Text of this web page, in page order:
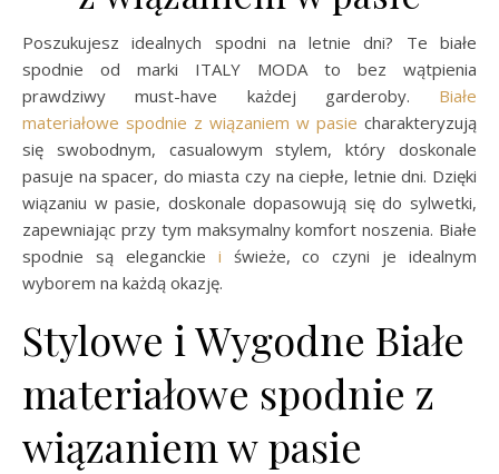
Poszukujesz idealnych spodni na letnie dni? Te białe
spodnie od marki ITALY MODA to bez wątpienia
prawdziwy must-have każdej garderoby. Białe
materiałowe spodnie z wiązaniem w pasie charakteryzują
się swobodnym, casualowym stylem, który doskonale
pasuje na spacer, do miasta czy na ciepłe, letnie dni. Dzięki
wiązaniu w pasie, doskonale dopasowują się do sylwetki,
zapewniając przy tym maksymalny komfort noszenia. Białe
spodnie są eleganckie i świeże, co czyni je idealnym
wyborem na każdą okazję.
Stylowe i Wygodne Białe
materiałowe spodnie z
wiązaniem w pasie